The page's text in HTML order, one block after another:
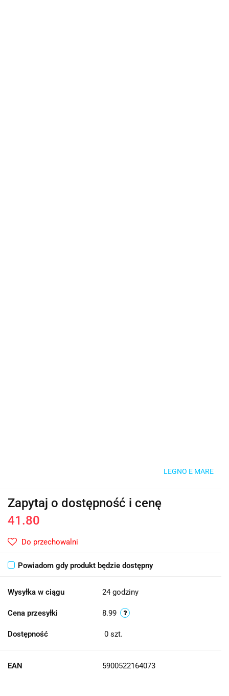
LEGNO E MARE
Zapytaj o dostępność i cenę
41.80
Do przechowalni
Powiadom gdy produkt będzie dostępny
Wysyłka w ciągu 24 godziny
Cena przesyłki 8.99
Dostępność 0 szt.
EAN 5900522164073